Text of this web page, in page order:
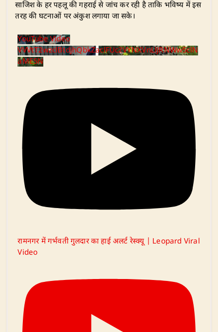
साजिश के हर पहलू की गहराई से जांच कर रही है ताकि भविष्य में इस
तरह की घटनाओं पर अंकुश लगाया जा सके।
YouTube Video
VVVtT2wzclBtdjhQbkZaclFUc2VYNXVnLlJRNWw5clN
aME5N
रामनगर में गर्भवती गुलदार का हाई अलर्ट रेस्क्यू | Leopard Viral
Video